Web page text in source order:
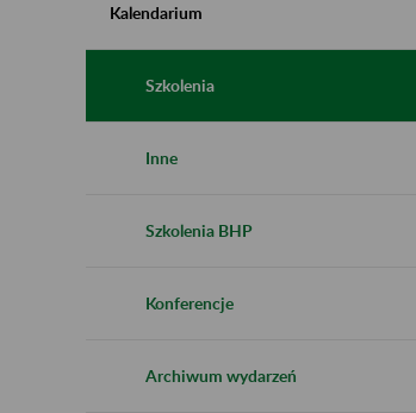
Kalendarium
Szkolenia
Inne
Szkolenia BHP
Konferencje
Archiwum wydarzeń